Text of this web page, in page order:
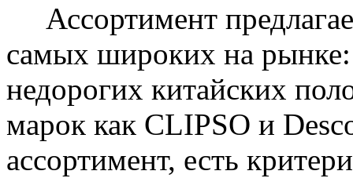
Ассортимент
самых широких на
недорогих китайских
марок как CLIPSO и
ассортимент, есть